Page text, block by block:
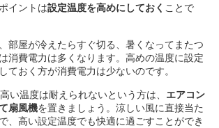
イントは設定温度を高めにしておく ことで
部屋が冷えたらすぐ切る、暑くなってまたつ
消費電力は多くなります。高めの温度に設定
ておく方が消費電力は少ないのです。
い温度は耐えられないという方は、 エアコン
扇風機を置きましょう。涼しい風に直接当た
、高い設定温度でも快適に過ごすことができ